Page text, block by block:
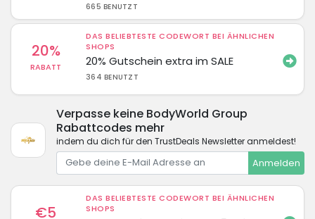
665 BENUTZT
20%
RABATT
DAS BELIEBTESTE CODEWORT BEI ÄHNLICHEN
SHOPS
20% Gutschein extra im SALE
364 BENUTZT
Verpasse keine BodyWorld Group
Rabattcodes mehr
indem du dich für den TrustDeals Newsletter anmeldest!
Anmelden
€5
DAS BELIEBTESTE CODEWORT BEI ÄHNLICHEN
SHOPS